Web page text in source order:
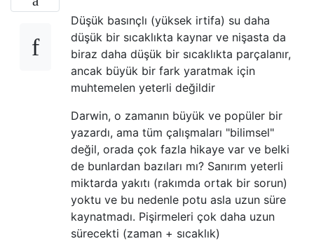
Düşük basınçlı (yüksek irtifa) su daha
düşük bir sıcaklıkta kaynar ve nişasta da
biraz daha düşük bir sıcaklıkta parçalanır,
ancak büyük bir fark yaratmak için
muhtemelen yeterli değildir
Darwin, o zamanın büyük ve popüler bir
yazardı, ama tüm çalışmaları "bilimsel"
değil, orada çok fazla hikaye var ve belki
de bunlardan bazıları mı? Sanırım yeterli
miktarda yakıtı (rakımda ortak bir sorun)
yoktu ve bu nedenle potu asla uzun süre
kaynatmadı. Pişirmeleri çok daha uzun
sürecekti (zaman + sıcaklık)